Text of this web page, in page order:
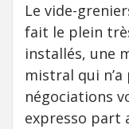
Le vide-
fait le plein
installés, une
mistral qui
négociations
expresso part